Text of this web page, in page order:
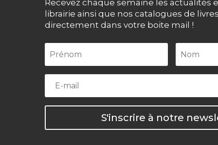
Recevez chaque semaine les actualités
librairie ainsi que nos catalogues de
directement dans votre boite mail !
S'inscrire à notre